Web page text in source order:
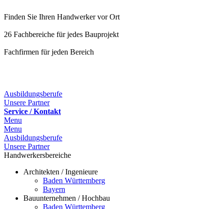
Finden Sie Ihren Handwerker vor Ort
26 Fachbereiche für jedes Bauprojekt
Fachfirmen für jeden Bereich
Ausbildungsberufe
Unsere Partner
Service / Kontakt
Menu
Menu
Ausbildungsberufe
Unsere Partner
Handwerkersbereiche
Architekten / Ingenieure
Baden Württemberg
Bayern
Bauunternehmen / Hochbau
Baden Württemberg